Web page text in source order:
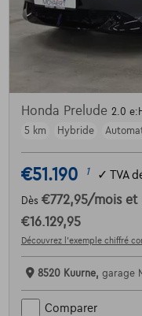
Honda Prelude 2.0
5 km
Hybride
€51.190 1 ✓ TVA
Dès €772,95/mois et
€16.129,95
Découvrez l’exemple chiffré
8520 Kuurne, garage
Comparer